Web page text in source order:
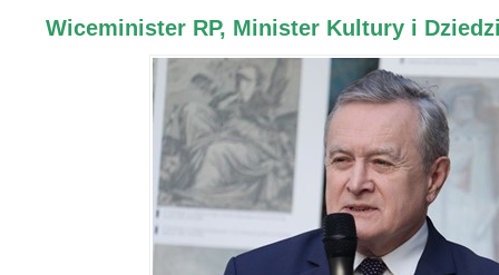
Wiceminister RP, Minister Kultury i